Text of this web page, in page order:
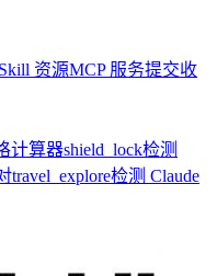
Skill 资源MCP 服务提交收
计算器shield_lock检测
travel_explore检测 Claude